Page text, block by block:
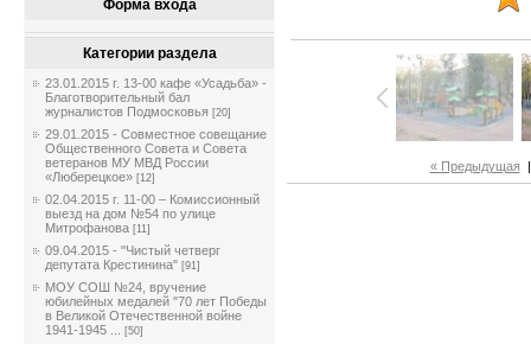
Форма входа
Категории раздела
23.01.2015 г. 13-00 кафе «Усадьба» -
Благотворительный бал
журналистов Подмосковья [20]
29.01.2015 - Совместное совещание
Общественного Совета и Совета
ветеранов МУ МВД России
«Люберецкое» [12]
02.04.2015 г. 11-00 – Комиссионный
выезд на дом №54 по улице
Митрофанова [11]
09.04.2015 - "Чистый четверг
депутата Крестинина" [91]
МОУ СОШ №24, вручение
юбилейных медалей "70 лет Победы
в Великой Отечественной войне
1941-1945 ...
[50]
« Предыдущая